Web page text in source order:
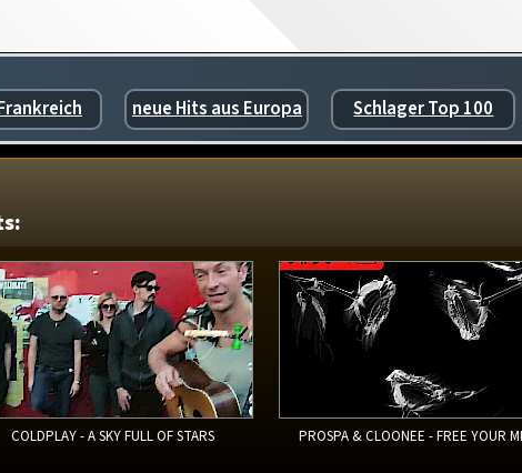
neue Hits aus Europa Schlager Top 100
COLDPLAY - A SKY FULL OF STARS PROSPA & CLOONEE - FREE YOUR